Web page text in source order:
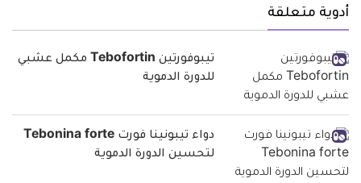
أدوية متعلقة
تيبوفورتين Tebofortin مكمل عشبي
للدورة الدموية
دواء تيبونينا فورت Tebonina forte
لتحسين الدورة الدموية